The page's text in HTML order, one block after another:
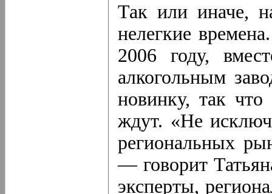
Так или иначе,
нелегкие
2006 году,
алкогольным
новинку, так
ждут. «Не
региональных
— говорит
эксперты,